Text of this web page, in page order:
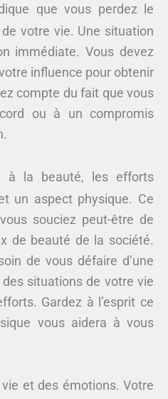
que vous perdez le
votre vie. Une situation
immédiate. Vous devez
influence pour obtenir
compte du fait que vous
ou à un compromis
à la beauté, les efforts
un aspect physique. Ce
souciez peut-être de
de beauté de la société.
de vous défaire d’une
situations de votre vie
Gardez à l’esprit ce
vous aidera à vous
et des émotions. Votre